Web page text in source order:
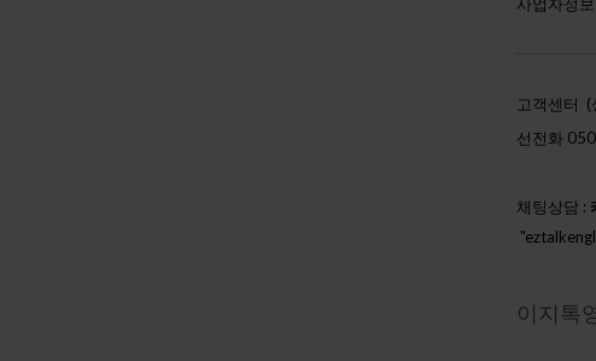
고객센터 (
선전화
채팅상담 :
이지톡